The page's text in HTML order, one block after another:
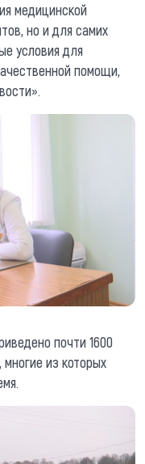
медицинской
но и для самих
условия для
помощи,
почти 1600
из которых